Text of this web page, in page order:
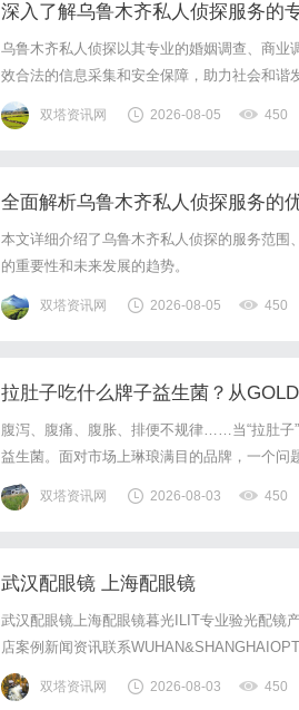
深入了解乌鲁木齐私人侦探服务的
乌鲁木齐私人侦探以其专业的婚姻调查、商
效合法的信息采集和安全保障，助力社会和谐
双塔资讯网 2026-08-05 450
全面解析乌鲁木齐私人侦探服务的
本文详细介绍了乌鲁木齐私人侦探的服务范
的重要性和未来发展的趋势。
双塔资讯网 2026-08-05 450
拉肚子吃什么牌子益生菌？从
逻辑
腹泻、腹痛、腹胀、排便不规律……当“拉肚子
益生菌。面对市场上琳琅满目的品牌，一个
对安全、有效、有科学依据的产品的迫切需求
关键——肠道屏障入手，同时审视产品背后的
双塔资讯网 2026-08-03 450
武汉配眼镜 上海配眼镜
武汉配眼镜上海配眼镜暮光ILIT专业验光配镜
店案例新闻资讯联系
写字楼眼镜店直营品牌，现于武汉与上海设有
基础，全场镜片40%-60%优惠，兼顾高专业度
双塔资讯网 2026-08-03 450